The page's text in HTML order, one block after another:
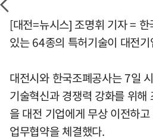
[대전=뉴시스] 조명휘 기자 =
있는 64종의 특허기술이 대전
대전시와 한국조폐공사는 7일
기술혁신과 경쟁력 강화를 위해
을 대전 기업에게 무상 이전하
업무협약을 체결했다.